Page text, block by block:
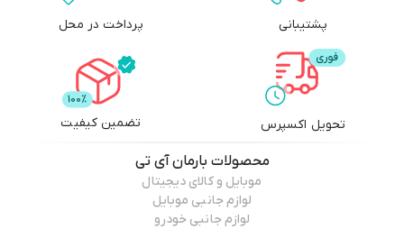
پشتیبانی پرداخت در محل
تحویل اکسپرس تضمین کیفیت
محصولات بارمان آی تی
موبایل و کالای دیجیتال
لوازم جانبی موبایل
لوازم جانبی خودرو